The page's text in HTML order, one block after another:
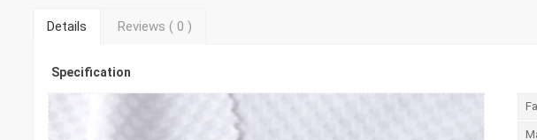
Details Reviews ( 0 )
Specification